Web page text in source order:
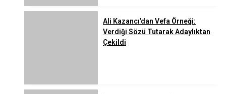
Ali Kazancı’dan Vefa Örneği:
Verdiği Sözü Tutarak Adaylıktan
Çekildi